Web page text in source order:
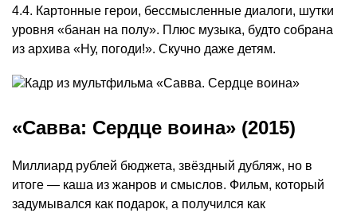
4.4. Картонные герои, бессмысленные диалоги, шутки
уровня «банан на полу». Плюс музыка, будто собрана
из архива «Ну, погоди!». Скучно даже детям.
«Савва: Сердце воина» (2015)
Миллиард рублей бюджета, звёздный дубляж, но в
итоге — каша из жанров и смыслов. Фильм, который
задумывался как подарок, а получился как